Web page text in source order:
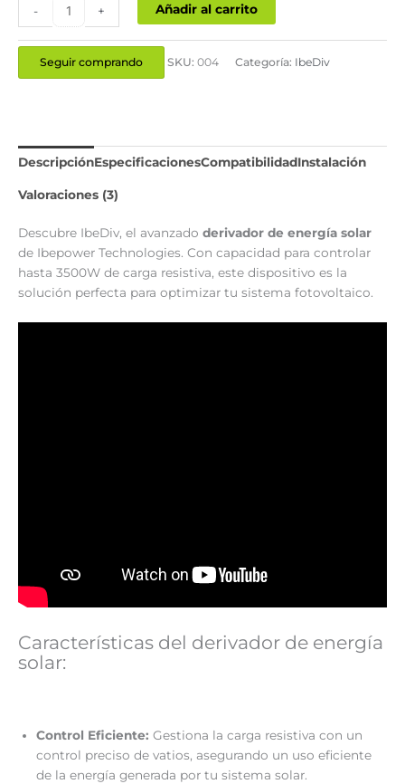
- + Añadir al carrito
Seguir comprando SKU: 004 Categoría: IbeDiv
DescripciónEspecificacionesCompatibilidadInstalación
Valoraciones (3)
Descubre IbeDiv, el avanzado derivador de energía solar
de Ibepower Technologies. Con capacidad para controlar
hasta 3500W de carga resistiva, este dispositivo es la
solución perfecta para optimizar tu sistema fotovoltaico.
Características del derivador de energía
solar:
Control Eficiente: Gestiona la carga resistiva con un
control preciso de vatios, asegurando un uso eficiente
de la energía generada por tu sistema solar.